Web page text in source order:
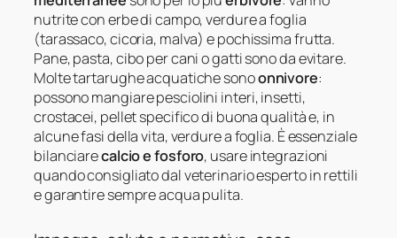
nutrite con erbe di campo, verdure a foglia
(tarassaco, cicoria, malva) e pochissima frutta.
Pane, pasta, cibo per cani o gatti sono da evitare.
Molte tartarughe acquatiche sonoonnivore:
possono mangiare pesciolini interi, insetti,
crostacei, pellet specifico di buona qualità e, in
alcune fasi della vita, verdure a foglia. È essenziale
bilanciarecalcio e fosforo, usare integrazioni
quando consigliato dal veterinario esperto in rettili
e garantire sempre acqua pulita.